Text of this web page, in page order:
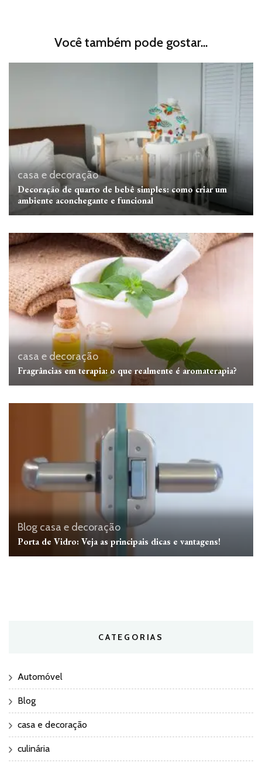
Você também pode gostar...
casa e decoração
Decoração de quarto de bebê simples: como criar um
ambiente aconchegante e funcional
casa e decoração
Fragrâncias em terapia: o que realmente é aromaterapia?
Blog casa e decoração
Porta de Vidro: Veja as principais dicas e vantagens!
CATEGORIAS
Automóvel
Blog
casa e decoração
culinária